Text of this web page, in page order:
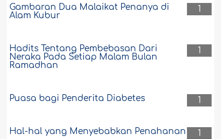
1
Gambaran Dua Malaikat Penanya di
Alam Kubur
1
Hadits Tentang Pembebasan Dari
Neraka Pada Setiap Malam Bulan
Ramadhan
1
Puasa bagi Penderita Diabetes
1
Hal-hal yang Menyebabkan Penahanan